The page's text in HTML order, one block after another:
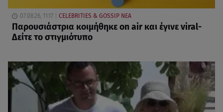
07.08.26, 11:17 CELEBRITIES & GOSSIP ΝΕΑ
Παρουσιάστρια κοιμήθηκε on air και έγινε viral-
Δείτε το στιγμιότυπο